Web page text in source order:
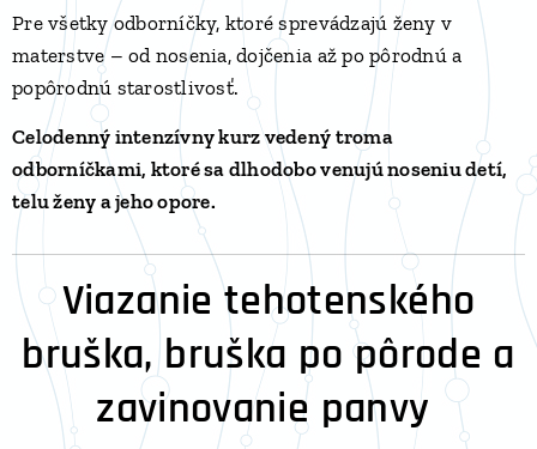
Pre všetky odborníčky, ktoré sprevádzajú ženy v
materstve – od nosenia, dojčenia až po pôrodnú a
popôrodnú starostlivosť.
Celodenný intenzívny kurz vedený troma
odborníčkami, ktoré sa dlhodobo venujú noseniu detí,
telu ženy a jeho opore.
Viazanie tehotenského
bruška, bruška po pôrode a
zavinovanie panvy